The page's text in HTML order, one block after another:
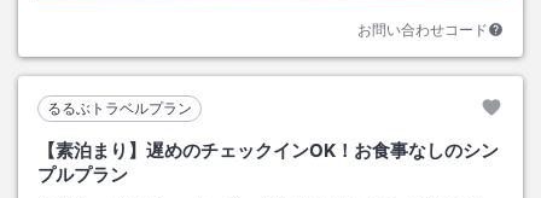
お問い合わせコード
るるぶトラベルプラン
【素泊まり】遅めのチェックインOK！お食事なしのシン
プルプラン